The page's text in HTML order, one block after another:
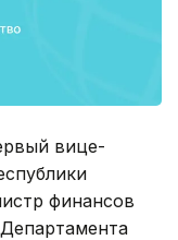
вице-
финансов